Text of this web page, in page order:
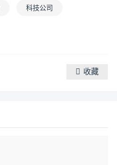
科技公司
收藏